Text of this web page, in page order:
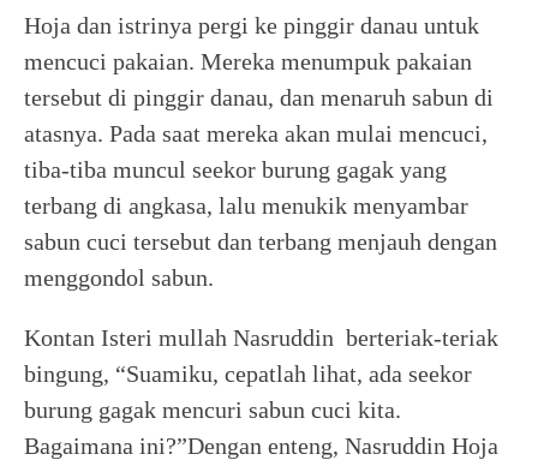
Hoja dan istrinya pergi ke pinggir danau untuk
mencuci pakaian. Mereka menumpuk pakaian
tersebut di pinggir danau, dan menaruh sabun di
atasnya. Pada saat mereka akan mulai mencuci,
tiba-tiba muncul seekor burung gagak yang
terbang di angkasa, lalu menukik menyambar
sabun cuci tersebut dan terbang menjauh dengan
menggondol sabun.
Kontan Isteri mullah Nasruddin berteriak-teriak
bingung, “Suamiku, cepatlah lihat, ada seekor
burung gagak mencuri sabun cuci kita.
Bagaimana ini?”Dengan enteng, Nasruddin Hoja